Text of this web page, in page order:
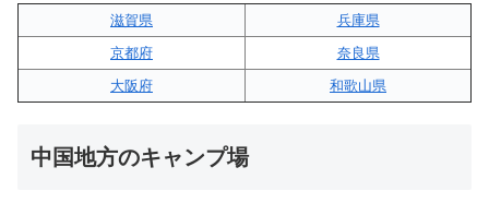
滋賀県
兵庫県
京都府
奈良県
大阪府
和歌山県
中国地方のキャンプ場